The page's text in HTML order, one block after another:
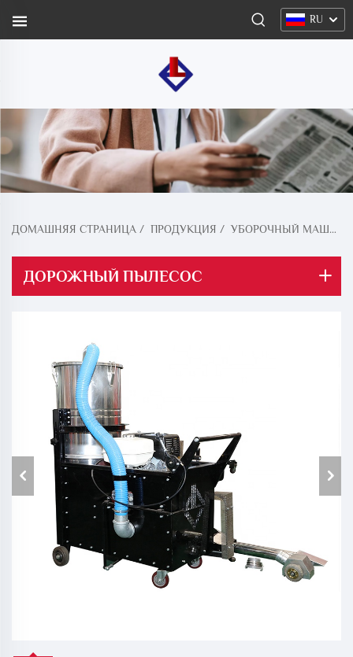
RU
ДОМАШНЯЯ СТРАНИЦА / ПРОДУКЦИЯ / УБОРОЧНЫЙ МАШИН ДЛЯ ДОРОГ С ПЫЛЕСОСОМ
ДОРОЖНЫЙ ПЫЛЕСОС